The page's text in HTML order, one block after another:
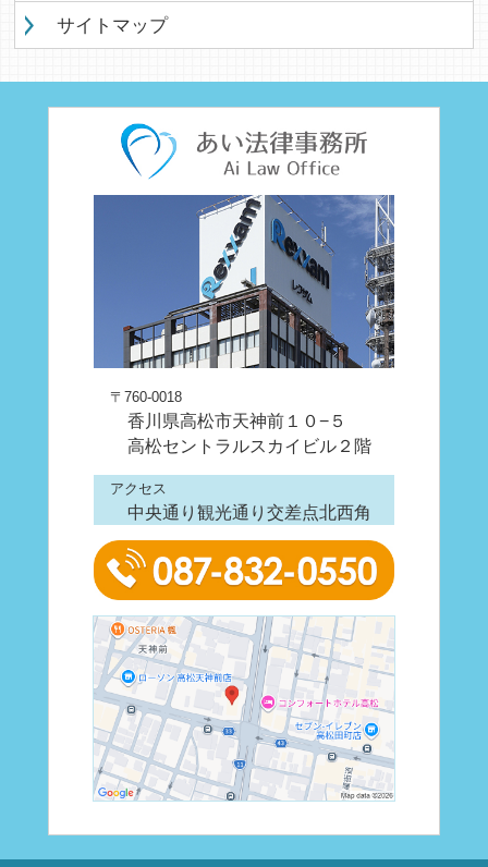
サイトマップ
〒760-0018
香川県高松市天神前１０−５
高松セントラルスカイビル２階
アクセス
中央通り観光通り交差点北西角